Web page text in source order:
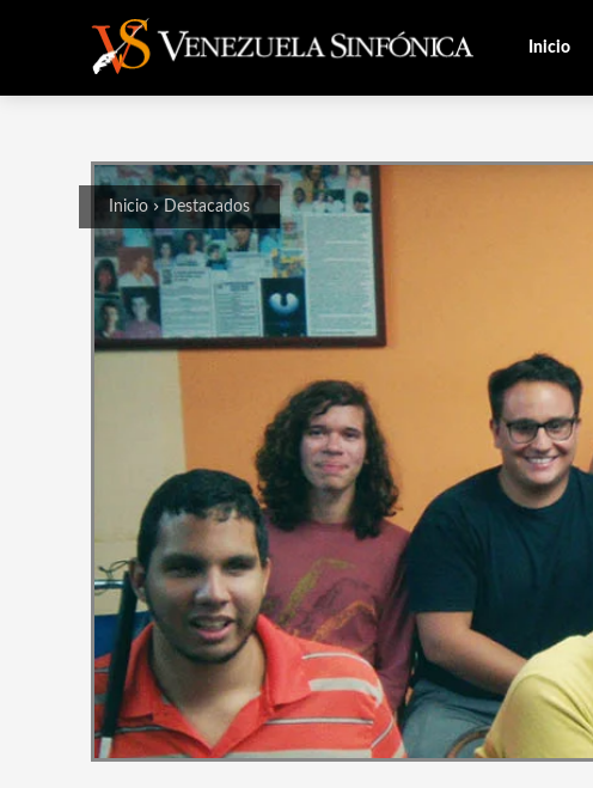
Inicio
Inicio Destacados